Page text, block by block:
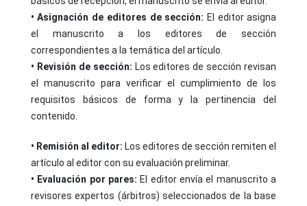
• Asignación de editores de sección: El editor asigna
el manuscrito a los editores de sección
correspondientes a la temática del artículo.
• Revisión de sección: Los editores de sección revisan
el manuscrito para verificar el cumplimiento de los
requisitos básicos de forma y la pertinencia del
contenido.
• Remisión al editor: Los editores de sección remiten el
artículo al editor con su evaluación preliminar.
• Evaluación por pares: El editor envía el manuscrito a
revisores expertos (árbitros) seleccionados de la base